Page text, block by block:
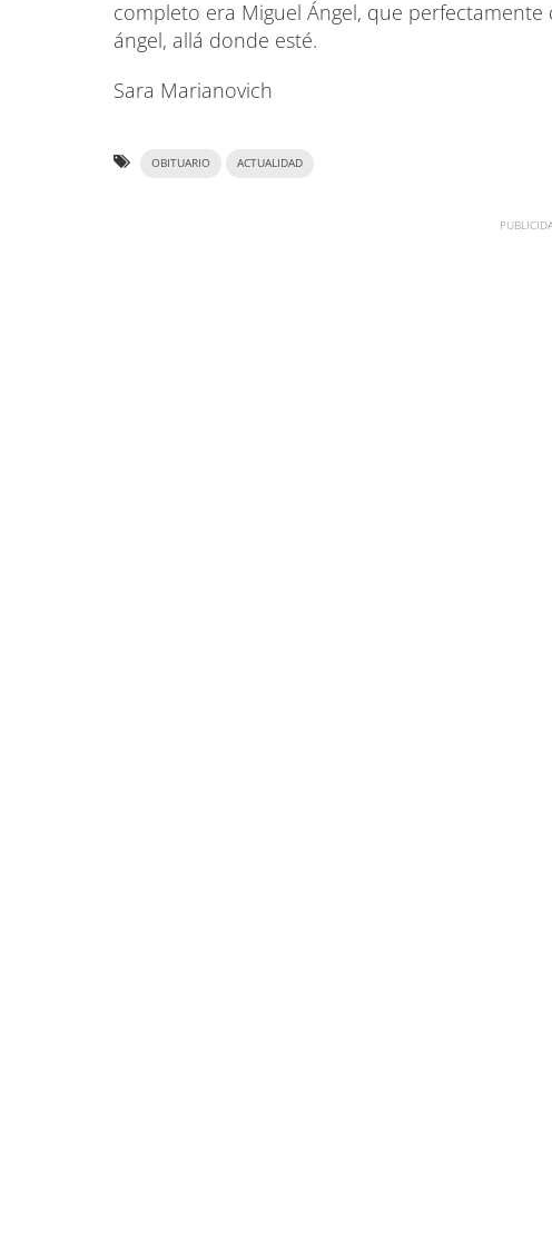
completo era Miguel Ángel, que
ángel, allá donde esté.
Sara Marianovich
OBITUARIO ACTUALIDAD